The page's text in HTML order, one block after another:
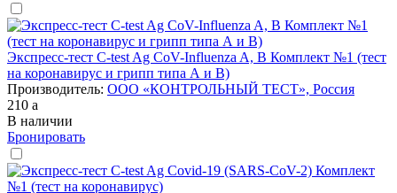
Экспресс-тест C-test Ag CoV-Influenza A, B Комплект №1 (тест
на коронавирус и грипп типа А и В)
Производитель: ООО «КОНТРОЛЬНЫЙ ТЕСТ», Россия
210 a
В наличии
Бронировать